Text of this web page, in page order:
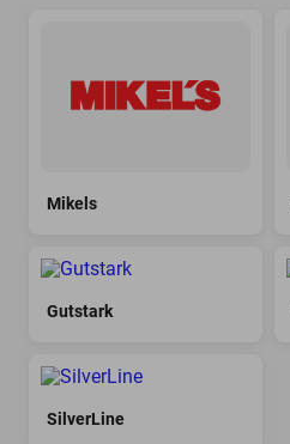
Mikels
Gutstark
SilverLine